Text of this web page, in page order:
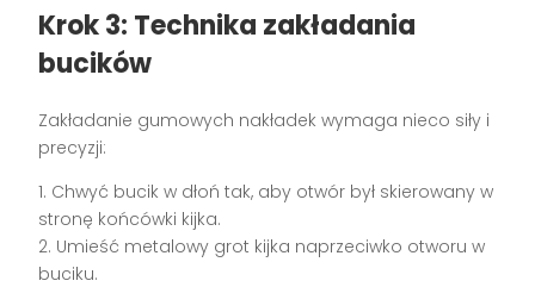
Krok 3: Technika zakładania
bucików
Zakładanie gumowych nakładek wymaga nieco siły i
precyzji:
1. Chwyć bucik w dłoń tak, aby otwór był skierowany w
stronę końcówki kijka.
2. Umieść metalowy grot kijka naprzeciwko otworu w
buciku.